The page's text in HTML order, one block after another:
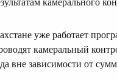
камерального
уже работает
камеральный
вне зависимости от